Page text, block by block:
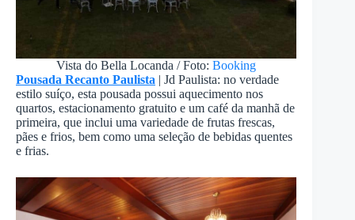
Vista do Bella Locanda / Foto:Booking
Pousada Recanto Paulista | Jd Paulista: no verdade
estilo suíço, esta pousada possui aquecimento nos
quartos, estacionamento gratuito e um café da manhã de
primeira, que inclui uma variedade de frutas frescas,
pães e frios, bem como uma seleção de bebidas quentes
e frias.